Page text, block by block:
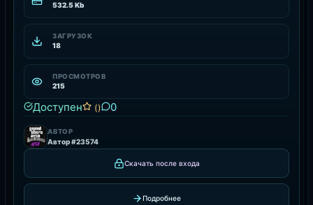
532.5 Kb
ЗАГРУЗОК
18
ПРОСМОТРОВ
215
Доступен () 0
АВТОР
Автор #23574
Скачать после входа
Подробнее